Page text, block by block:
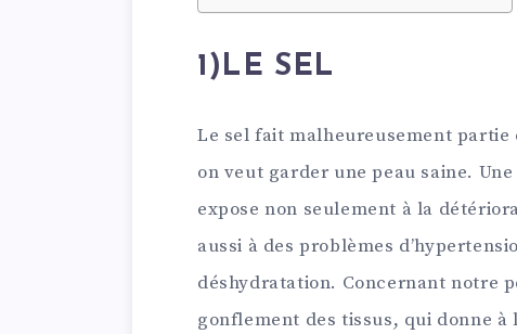
1)LE SEL
Le sel fait malheureusement
on veut garder une peau saine.
expose non seulement à la
aussi à des problèmes
déshydratation. Concernant notre
gonflement des tissus, qui donne